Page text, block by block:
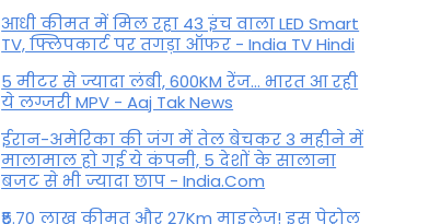
Nirjala Ekadashi 2024 : 17 या 18
जून कब है निर्जला एकादशी, किस
दिन द्विगुणित होगा व्रत का फल
आधी कीमत में मिल रहा 43 इंच वाला LED Smart
TV, फ्लिपकार्ट पर तगड़ा ऑफर - India TV Hindi
5 मीटर से ज्यादा लंबी, 600KM रेंज... भारत आ रही
ये लग्जरी MPV - Aaj Tak News
ईरान-अमेरिका की जंग में तेल बेचकर 3 महीने में
मालामाल हो गई ये कंपनी, 5 देशों के सालाना
बजट से भी ज्यादा छाप - India.Com
₹5.70 लाख कीमत और 27Km माइलेज! इस पेट्रोल